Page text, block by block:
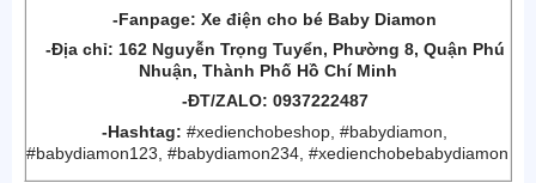
-Fanpage:Xe điện cho bé Baby Diamon
-Địa chỉ: 162 Nguyễn Trọng Tuyển, Phường 8, Quận Phú
Nhuận, Thành Phố Hồ Chí Minh
-ĐT/ZALO: 0937222487
-Hashtag:#xedienchobeshop, #babydiamon,
#babydiamon123, #babydiamon234, #xedienchobebabydiamon